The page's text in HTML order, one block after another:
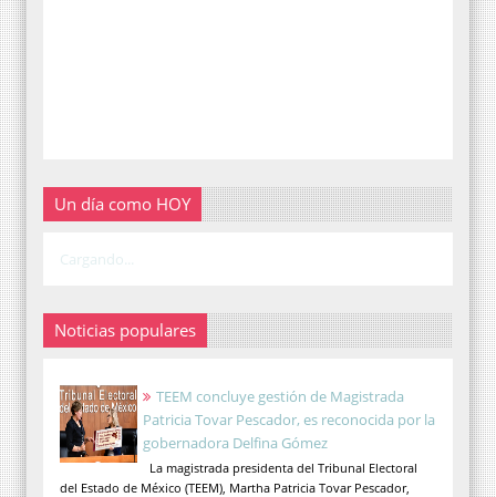
Un día como HOY
Cargando...
Noticias populares
TEEM concluye gestión de Magistrada
Patricia Tovar Pescador, es reconocida por la
gobernadora Delfina Gómez
La magistrada presidenta del Tribunal Electoral
del Estado de México (TEEM), Martha Patricia Tovar Pescador,